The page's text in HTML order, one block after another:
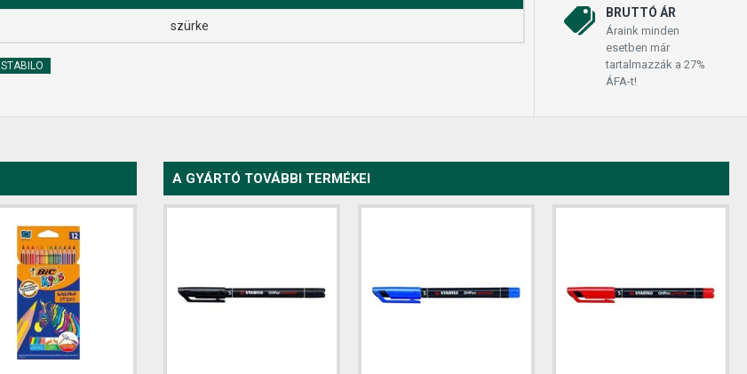
szürke
STABILO
BRUTTÓ ÁR
Áraink minden
esetben már
tartalmazzák a 27%
ÁFA-t!
A GYÁRTÓ TOVÁBBI TERMÉKEI